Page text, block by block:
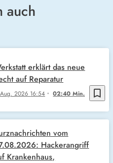
auch
bookmark_border
2026 16:54 02:40 Min.
erklärt das neue
auf Reparatur
vom
Hackerangriff
Krankenhaus,